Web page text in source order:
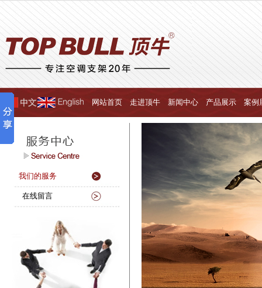
网站首页 走进顶牛 新闻中心 产品展示 案例
我们的服务
在线留言